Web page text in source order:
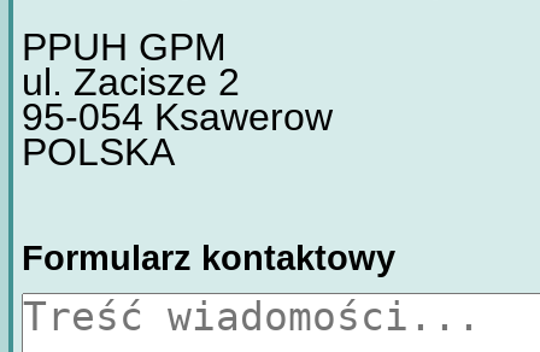
PPUH GPM
ul. Zacisze 2
95-054 Ksawerow
POLSKA
Formularz kontaktowy